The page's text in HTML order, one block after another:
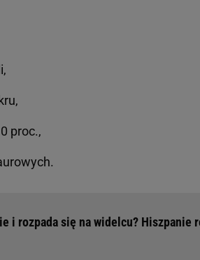
proc.,
i rozpada się na widelcu? Hiszpanie